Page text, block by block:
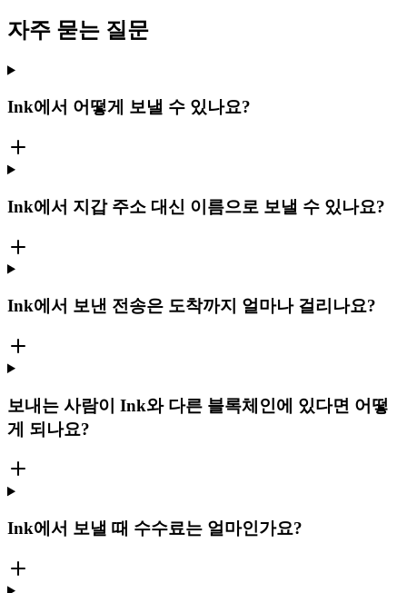
자주 묻는 질문
Ink에서 어떻게 보낼 수 있나요?
Ink에서 지갑 주소 대신 이름으로 보낼 수 있나요?
Ink에서 보낸 전송은 도착까지 얼마나 걸리나요?
보내는 사람이 Ink와 다른 블록체인에 있다면 어떻
게 되나요?
Ink에서 보낼 때 수수료는 얼마인가요?